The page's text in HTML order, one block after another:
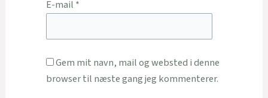
E-mail *
Gem mit navn, mail og websted i denne
browser til næste gang jeg kommenterer.